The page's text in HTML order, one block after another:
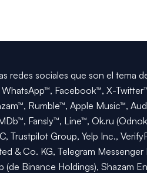
redes sociales que son el tema
WhatsApp™, Facebook™, X-
Rumble™, Apple Music™,
Fansly™, Line™, Ok.ru
Trustpilot Group, Yelp Inc.,
& Co. KG, Telegram
Binance Holdings), Shazam